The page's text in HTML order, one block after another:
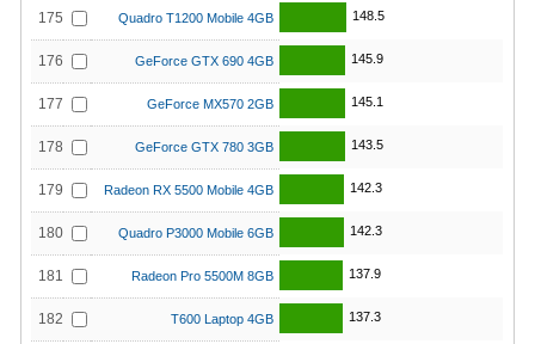
175 Quadro T1200 Mobile 4GB 148.5
176 GeForce GTX 690 4GB 145.9
177 GeForce MX570 2GB 145.1
178 GeForce GTX 780 3GB 143.5
179 Radeon RX 5500 Mobile 4GB 142.3
180 Quadro P3000 Mobile 6GB 142.3
181 Radeon Pro 5500M 8GB 137.9
182 T600 Laptop 4GB 137.3